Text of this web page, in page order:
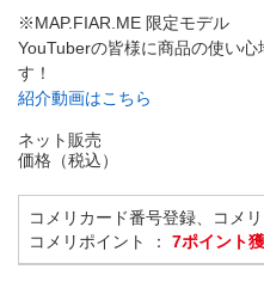
※MAP.FIAR.ME 限定モデル
YouTuberの皆様に商品の使い
す！
紹介動画はこちら
ネット販売
価格（税込）
コメリカード番号登録、コメ
コメリポイント ： 7ポイント